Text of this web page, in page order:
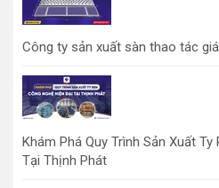
Công ty sản xuất sàn thao tác
Khám Phá Quy Trình Sản Xuất
Tại Thịnh Phát